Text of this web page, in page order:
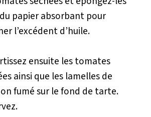
papier absorbant pour
l’excédent d’huile.
ensuite les tomates
ainsi que les lamelles de
fumé sur le fond de tarte.